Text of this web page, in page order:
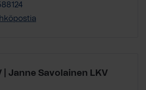
| Janne Savolainen LKV